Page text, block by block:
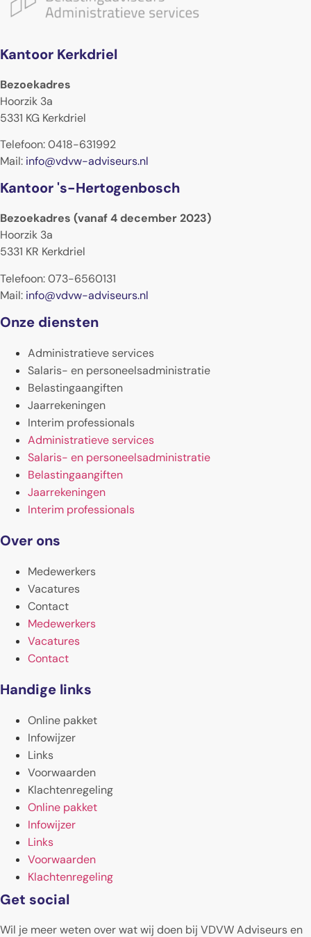
Kantoor Kerkdriel
Bezoekadres
Hoorzik 3a
5331 KG Kerkdriel
Telefoon: 0418-631992
Mail: info@vdvw-adviseurs.nl
Kantoor 's-Hertogenbosch
Bezoekadres (vanaf 4 december 2023)
Hoorzik 3a
5331 KR Kerkdriel
Telefoon: 073-6560131
Mail: info@vdvw-adviseurs.nl
Onze diensten
Administratieve services
Salaris- en personeelsadministratie
Belastingaangiften
Jaarrekeningen
Interim professionals
Administratieve services
Salaris- en personeelsadministratie
Belastingaangiften
Jaarrekeningen
Interim professionals
Over ons
Medewerkers
Vacatures
Contact
Medewerkers
Vacatures
Contact
Handige links
Online pakket
Infowijzer
Links
Voorwaarden
Klachtenregeling
Online pakket
Infowijzer
Links
Voorwaarden
Klachtenregeling
Get social
Wil je meer weten over wat wij doen bij VDVW Adviseurs en